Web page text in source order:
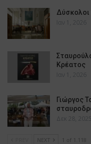
Δύσκολοι
Ιαν 1, 2026
Κρέατος
Ιαν 1, 2026
Γιώργος
Δεκ 28, 2025
NEXT 1 of 1.118